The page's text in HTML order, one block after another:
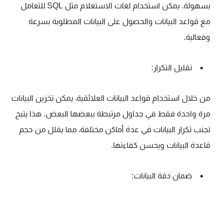
بسهولة. يمكن استخدام لغات الاستعلام مثل SQL للتعامل
مع قواعد البيانات والحصول على البيانات المطلوبة بسرعة
وفعالية.
تقليل التكرار:
من خلال استخدام قواعد البيانات العلائقية، يمكن تخزين البيانات
مرة واحدة فقط في جداول مرتبطة ببعضها البعض. هذا يتيح
تجنب تكرار البيانات في عدة أماكن مختلفة، مما يقلل من حجم
قاعدة البيانات ويحسن كفاءتها.
ضمان دقة البيانات: